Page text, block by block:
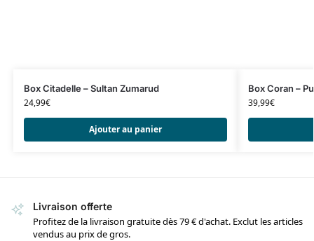
Box Citadelle – Sultan Zumarud
24,99€
Ajouter au panier
Box Coran –
39,99€
Livraison offerte
Profitez de la livraison gratuite dès 79 € d'achat. Exclut les articles
vendus au prix de gros.